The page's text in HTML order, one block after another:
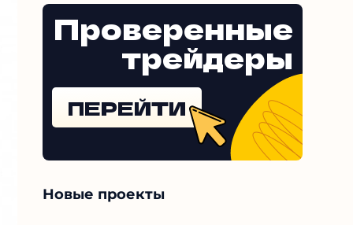
Проверенные
трейдеры
ПЕРЕЙТИ
Новые проекты